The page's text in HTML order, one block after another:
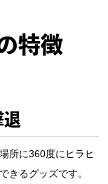
特徴
退
所に360度にヒラヒ
きるグッズです。